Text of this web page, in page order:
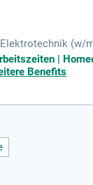
und|
Benefits